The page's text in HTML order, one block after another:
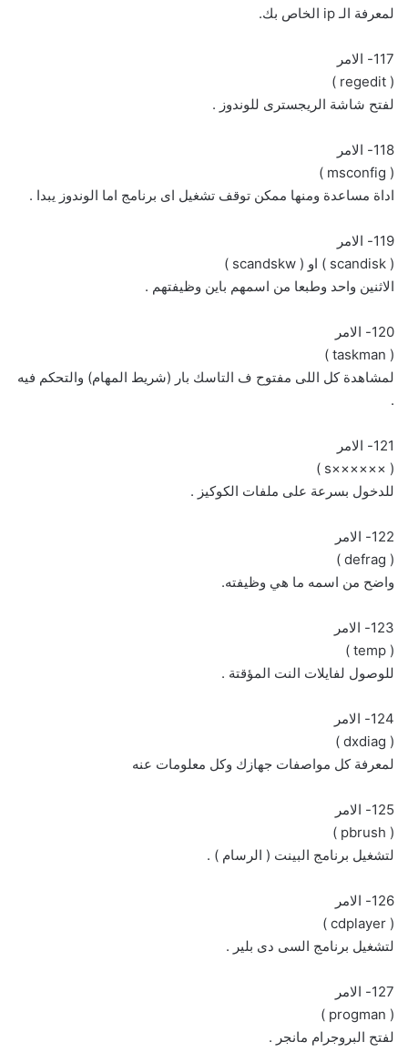
لمعرفة الـ ip الخاص بك.
117- الامر
( regedit )
لفتح شاشة الريجسترى للوندوز .
118- الامر
( msconfig )
اداة مساعدة ومنها ممكن توقف تشغيل اى برنامج اما الوندوز يبدا .
119- الامر
( scandisk ) او ( scandskw )
الاثنين واحد وطبعا من اسمهم باين وظيفتهم .
120- الامر
( taskman )
لمشاهدة كل اللى مفتوح ف التاسك بار (شريط المهام) والتحكم فيه
.
121- الامر
( ××××××s )
للدخول بسرعة على ملفات الكوكيز .
122- الامر
( defrag )
واضح من اسمه ما هي وظيفته.
123- الامر
( temp )
للوصول لفايلات النت المؤقتة .
124- الامر
( dxdiag )
لمعرفة كل مواصفات جهازك وكل معلومات عنه
125- الامر
( pbrush )
لتشغيل برنامج البينت ( الرسام ) .
126- الامر
( cdplayer )
لتشغيل برنامج السى دى بلير .
127- الامر
( progman )
لفتح البروجرام مانجر .